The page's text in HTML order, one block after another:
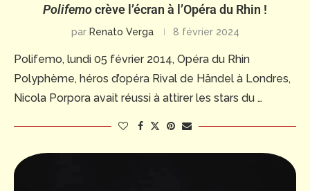
Polifemocrève l’écran à l’Opéra du Rhin !
par Renato Verga 8 février 2024
Polifemo, lundi 05 février 2014, Opéra du Rhin
Polyphème, héros d’opéra Rival de Händel à Londres,
Nicola Porpora avait réussi à attirer les stars du …